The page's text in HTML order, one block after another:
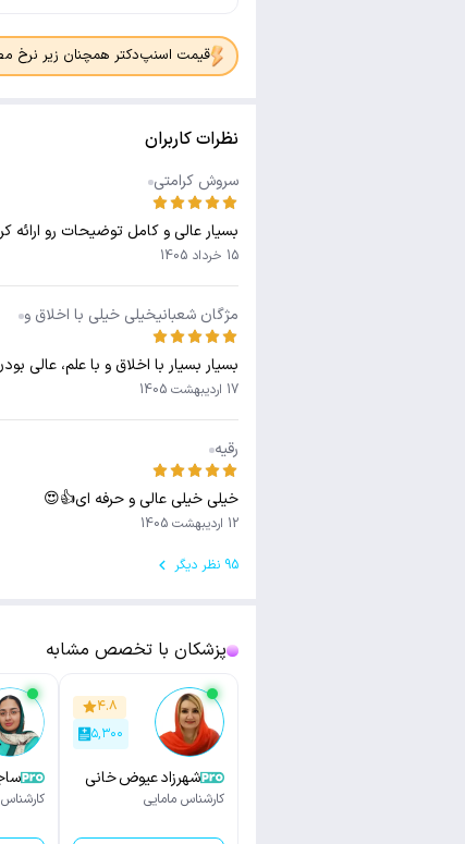
قیمت اسنپ‌دکتر همچنان زیر نرخ
نظرات کاربران
سروش کرامتی
بسیار عالی و کامل توضیحات رو ارائه
15 خرداد 1405
مژگان شعبانیخیلی خیلی با اخلاق و
بسیار بسیار با اخلاق و با علم، عالی
17 اردیبهشت 1405
رقیه
خیلی خیلی عالی و حرفه ای👍😍
12 اردیبهشت 1405
95 نظر دیگر
پزشکان با تخصص مشابه
۴.۸
۵,۳۰۰
شهرزاد عیوض خانی
کارشناس مامایی